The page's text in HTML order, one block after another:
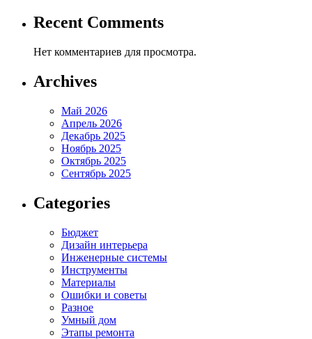
Recent Comments
Нет комментариев для просмотра.
Archives
Май 2026
Апрель 2026
Декабрь 2025
Ноябрь 2025
Октябрь 2025
Сентябрь 2025
Categories
Бюджет
Дизайн интерьера
Инженерные системы
Инструменты
Материалы
Ошибки и советы
Разное
Умный дом
Этапы ремонта